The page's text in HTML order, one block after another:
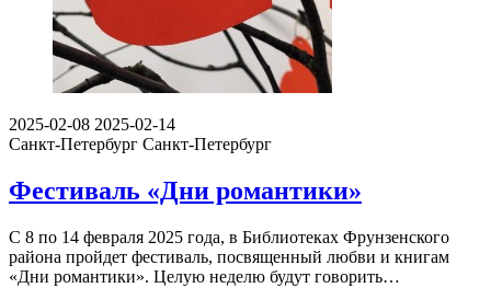
2025-02-08 2025-02-14
Санкт-Петербург Санкт-Петербург
Фестиваль «Дни романтики»
С 8 по 14 февраля 2025 года, в Библиотеках Фрунзенского
района пройдет фестиваль, посвященный любви и книгам
«Дни романтики». Целую неделю будут говорить…